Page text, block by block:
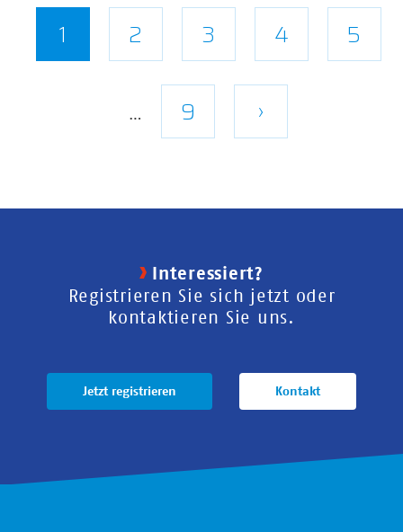
Seitennummerierung
Aktuelle
1 Seite
2 Seite
3 Seite
4 Seite
5
…
Letzte
9
Nächste
›
Interessiert?
Registrieren Sie sich jetzt oder
kontaktieren Sie uns.
Jetzt registrieren Kontakt